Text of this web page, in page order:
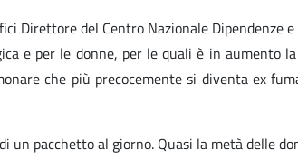
del Centro Nazionale Dipendenze
e per le donne, per le quali è in aumento
che più precocemente si diventa ex
un pacchetto al giorno. Quasi la metà delle